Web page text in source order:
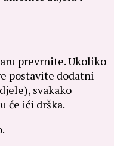
prevrnite. Ukoliko
postavite dodatni
svakako
će ići drška.